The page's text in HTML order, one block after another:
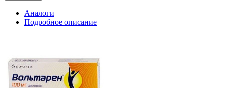
Аналоги
Подробное описание